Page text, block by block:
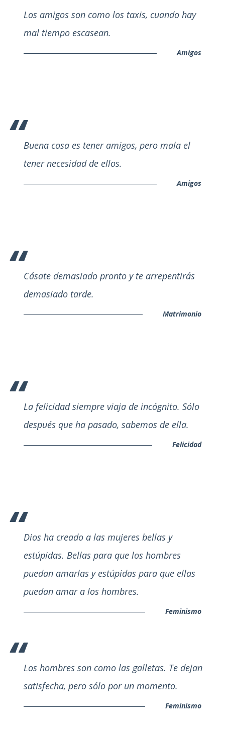
Los amigos son como los taxis, cuando hay
mal tiempo escasean.
Amigos
Buena cosa es tener amigos, pero mala el
tener necesidad de ellos.
Amigos
Cásate demasiado pronto y te arrepentirás
demasiado tarde.
Matrimonio
La felicidad siempre viaja de incógnito. Sólo
después que ha pasado, sabemos de ella.
Felicidad
Dios ha creado a las mujeres bellas y
estúpidas. Bellas para que los hombres
puedan amarlas y estúpidas para que ellas
puedan amar a los hombres.
Feminismo
Los hombres son como las galletas. Te dejan
satisfecha, pero sólo por un momento.
Feminismo